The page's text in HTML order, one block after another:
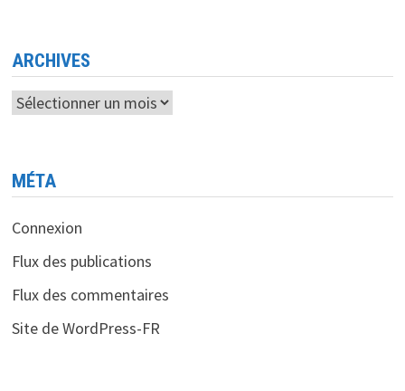
TRUMP
SUR
LES
GÉANTS
DE
LA
ARCHIVES
Archives
MÉTA
Connexion
Flux des publications
Flux des commentaires
Site de WordPress-FR